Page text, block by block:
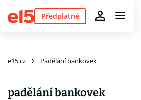
Předplatné
e15.cz Padělání bankovek
padělání bankovek